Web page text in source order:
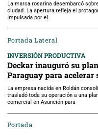
La marca rosarina desembarcó
ciudad. La apertura refleja el
impulsada por el
Portada Lateral
INVERSIÓN PRODUCTIVA
Deckar inauguró su
Paraguay para acelerar
La empresa nacida en Roldán
trasladó toda su operación a una
comercial en Asunción para
Portada